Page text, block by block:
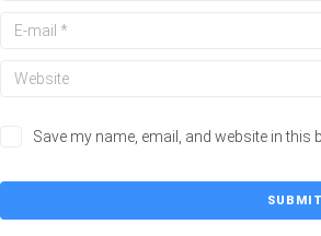
Save my name, email, and website in